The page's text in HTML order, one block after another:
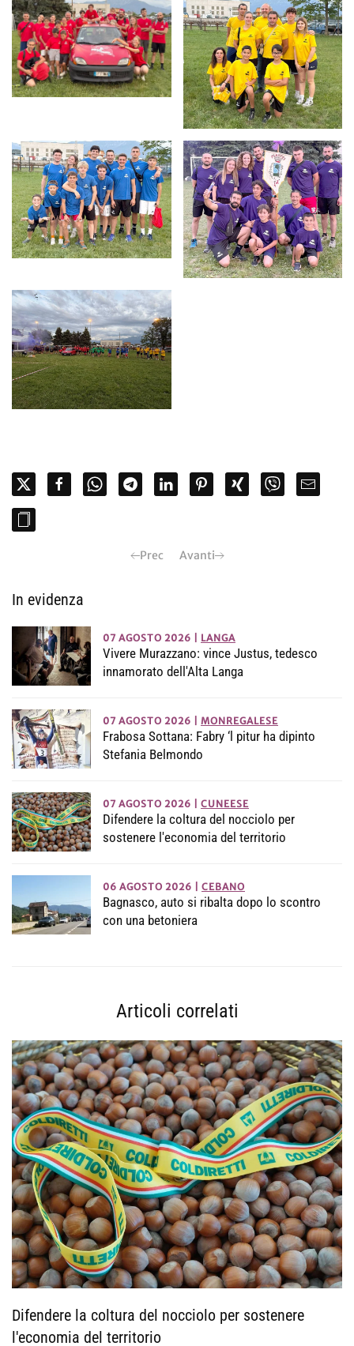
Prec Avanti
In evidenza
07 AGOSTO 2026 LANGA
Vivere Murazzano: vince Justus, tedesco
innamorato dell'Alta Langa
07 AGOSTO 2026 MONREGALESE
Frabosa Sottana: Fabry ‘l pitur ha dipinto
Stefania Belmondo
07 AGOSTO 2026 CUNEESE
Difendere la coltura del nocciolo per
sostenere l'economia del territorio
06 AGOSTO 2026 CEBANO
Bagnasco, auto si ribalta dopo lo scontro
con una betoniera
Articoli correlati
Difendere la coltura del nocciolo per sostenere
l'economia del territorio